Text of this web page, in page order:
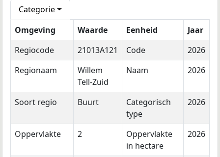
Categorie
Omgeving
Waarde Eenheid
Jaar
Regiocode
21013A121 Code
2026
Regionaam
Willem
Tell-Zuid
Naam 2026
Soort regio Buurt
Categorisch
type
2026
Oppervlakte 2
Oppervlakte
in hectare
2026